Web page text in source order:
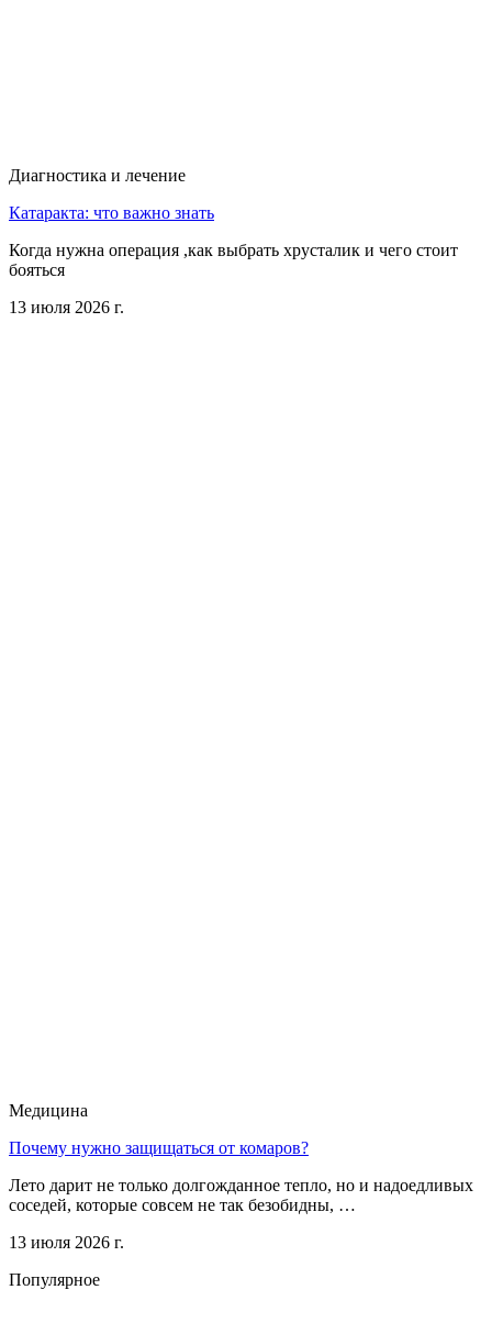
Диагностика и лечение
Катаракта: что важно знать
Когда нужна операция ,как выбрать хрусталик и чего стоит
бояться
13 июля 2026 г.
Медицина
Почему нужно защищаться от комаров?
Лето дарит не только долгожданное тепло, но и надоедливых
соседей, которые совсем не так безобидны, …
13 июля 2026 г.
Популярное